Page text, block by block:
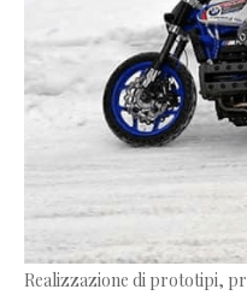
Realizzazione di prototipi,